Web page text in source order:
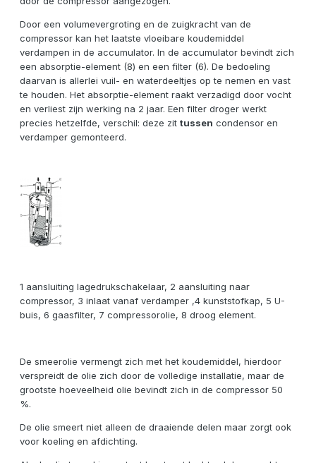
Door een volumevergroting en de zuigkracht van de
compressor kan het laatste vloeibare koudemiddel
verdampen in de accumulator. In de accumulator bevindt zich
een absorptie-element (8) en een filter (6). De bedoeling
daarvan is allerlei vuil- en waterdeeltjes op te nemen en vast
te houden. Het absorptie-element raakt verzadigd door vocht
en verliest zijn werking na 2 jaar. Een filter droger werkt
precies hetzelfde, verschil: deze zit tussen condensor en
verdamper gemonteerd.
1 aansluiting lagedrukschakelaar, 2 aansluiting naar
compressor, 3 inlaat vanaf verdamper ,4 kunststofkap, 5 U-
buis, 6 gaasfilter, 7 compressorolie, 8 droog element.
De smeerolie vermengt zich met het koudemiddel, hierdoor
verspreidt de olie zich door de volledige installatie, maar de
grootste hoeveelheid olie bevindt zich in de compressor 50
%.
De olie smeert niet alleen de draaiende delen maar zorgt ook
voor koeling en afdichting.